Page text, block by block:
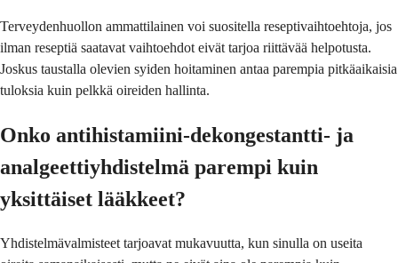
Terveydenhuollon ammattilainen voi suositella reseptivaihtoehtoja, jos
ilman reseptiä saatavat vaihtoehdot eivät tarjoa riittävää helpotusta.
Joskus taustalla olevien syiden hoitaminen antaa parempia pitkäaikaisia
tuloksia kuin pelkkä oireiden hallinta.
Onko antihistamiini-dekongestantti- ja
analgeettiyhdistelmä parempi kuin
yksittäiset lääkkeet?
Yhdistelmävalmisteet tarjoavat mukavuutta, kun sinulla on useita